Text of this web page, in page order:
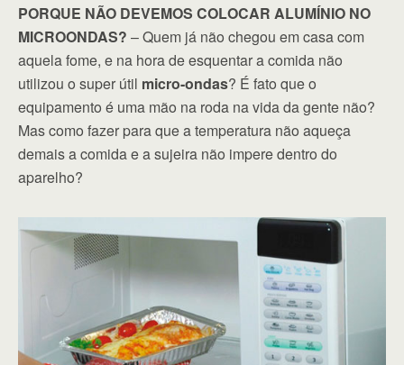
PORQUE NÃO DEVEMOS COLOCAR ALUMÍNIO NO
MICROONDAS? – Quem já não chegou em casa com
aquela fome, e na hora de esquentar a comida não
utilizou o super útil micro-ondas? É fato que o
equipamento é uma mão na roda na vida da gente não?
Mas como fazer para que a temperatura não aqueça
demais a comida e a sujeira não impere dentro do
aparelho?